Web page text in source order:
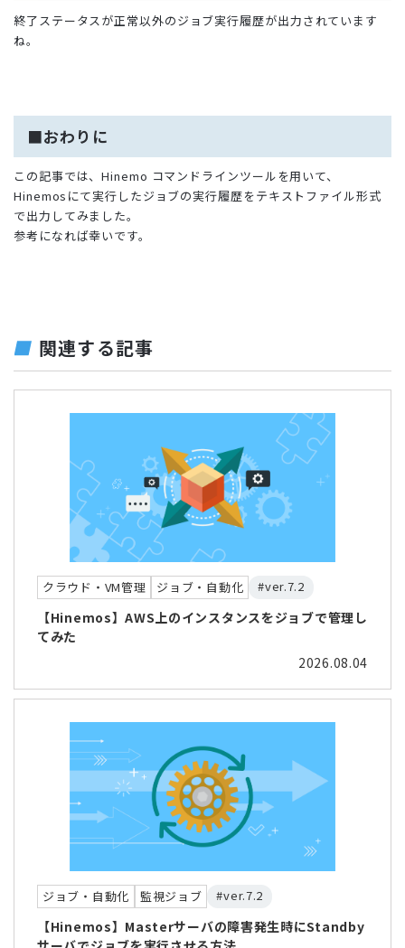
終了ステータスが正常以外のジョブ実行履歴が出力されています
ね。
■おわりに
この記事では、Hinemo コマンドラインツールを用いて、
Hinemosにて実行したジョブの実行履歴をテキストファイル形式
で出力してみました。
参考になれば幸いです。
関連する記事
クラウド・VM管理 ジョブ・自動化 #ver.7.2
【Hinemos】AWS上のインスタンスをジョブで管理し
てみた
2026.08.04
ジョブ・自動化 監視ジョブ #ver.7.2
【Hinemos】Masterサーバの障害発生時にStandby